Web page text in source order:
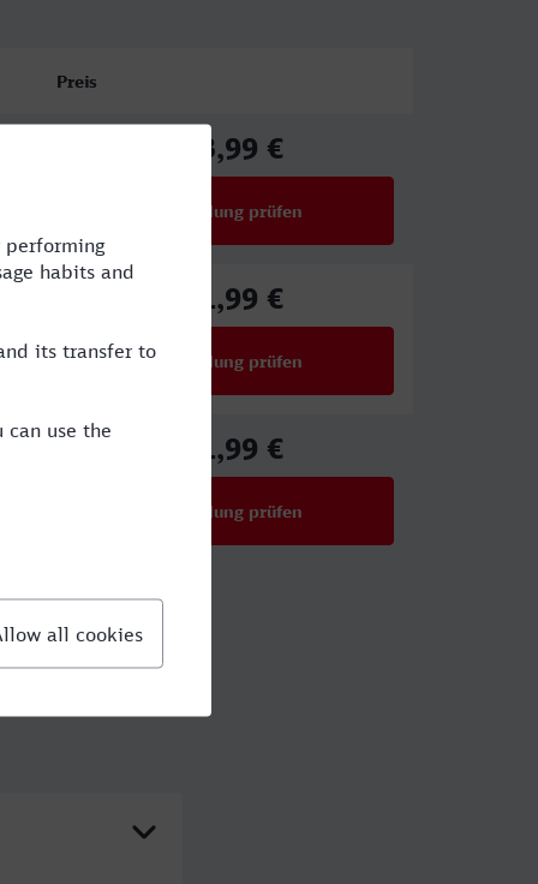
Preis
43,99 €
Verbindung prüfen
41,99 €
Verbindung prüfen
41,99 €
Verbindung prüfen